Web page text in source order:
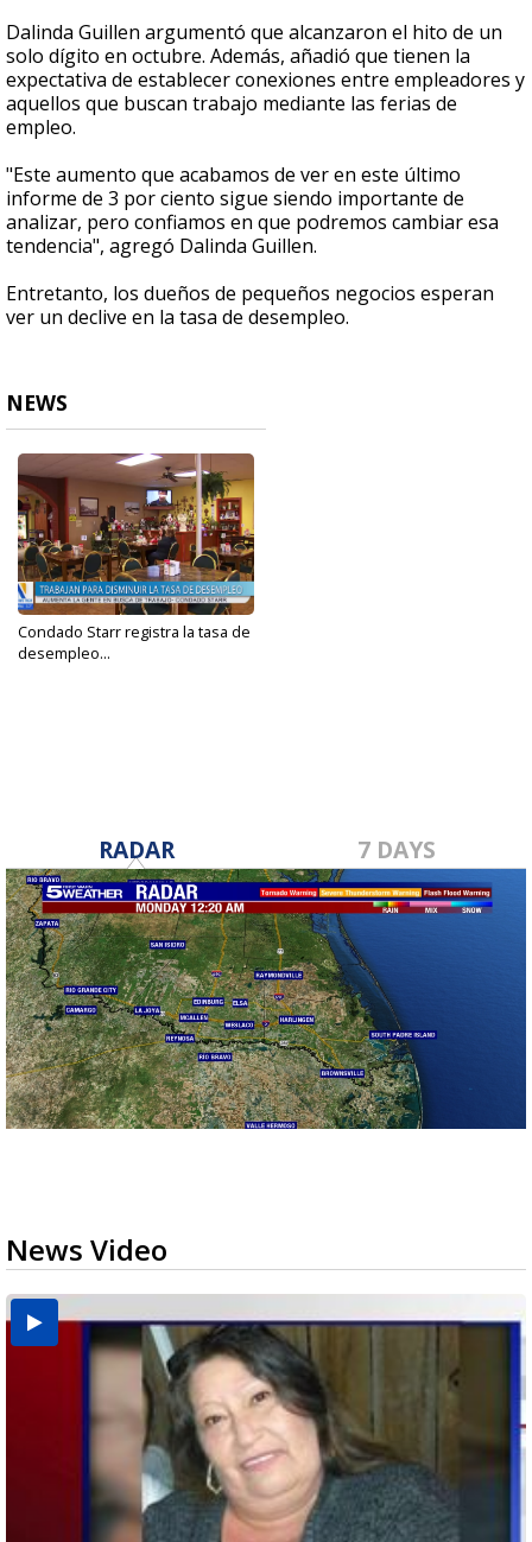
Dalinda Guillen argumentó que alcanzaron el hito de un
solo dígito en octubre. Además, añadió que tienen la
expectativa de establecer conexiones entre empleadores y
aquellos que buscan trabajo mediante las ferias de
empleo.
"Este aumento que acabamos de ver en este último
informe de 3 por ciento sigue siendo importante de
analizar, pero confiamos en que podremos cambiar esa
tendencia", agregó Dalinda Guillen.
Entretanto, los dueños de pequeños negocios esperan
ver un declive en la tasa de desempleo.
NEWS
Condado Starr registra la tasa de
desempleo...
RADAR 7 DAYS
News Video